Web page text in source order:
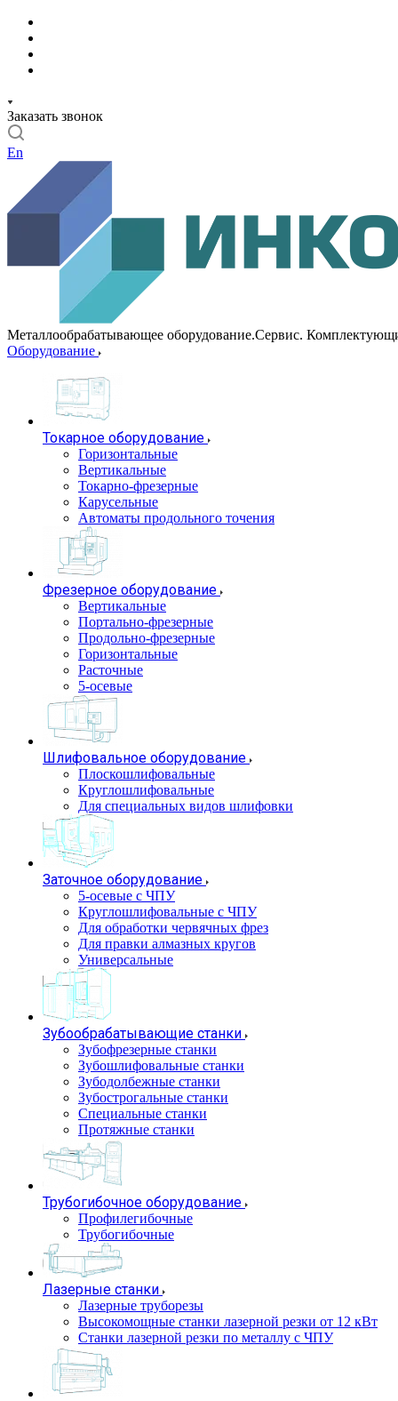
Заказать звонок
En
Металлообрабатывающее оборудование.Сервис.
Оборудование
Токарное оборудование
Горизонтальные
Вертикальные
Токарно-фрезерные
Карусельные
Автоматы продольного точения
Фрезерное оборудование
Вертикальные
Портально-фрезерные
Продольно-фрезерные
Горизонтальные
Расточные
5-осевые
Шлифовальное оборудование
Плоскошлифовальные
Круглошлифовальные
Для специальных видов шлифовки
Заточное оборудование
5-осевые с ЧПУ
Круглошлифовальные с ЧПУ
Для обработки червячных фрез
Для правки алмазных кругов
Универсальные
Зубообрабатывающие станки
Зубофрезерные станки
Зубошлифовальные станки
Зубодолбежные станки
Зубострогальные станки
Специальные станки
Протяжные станки
Трубогибочное оборудование
Профилегибочные
Трубогибочные
Лазерные станки
Лазерные труборезы
Высокомощные станки лазерной резки от 12 кВт
Станки лазерной резки по металлу с ЧПУ